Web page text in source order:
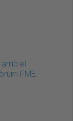
el
FME-